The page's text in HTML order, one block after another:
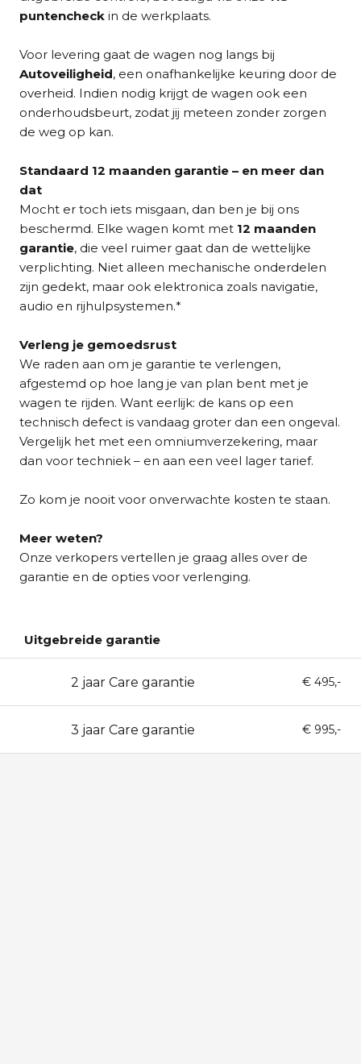
dankzij degeavanceerde parkeerhulp, compleet
met sensoren voor en achter, een automatische
wordt verder verhoogd door actieve
rijhulpsystemen zoalsdodehoekdetectie en een
Lane Departure Warning systeem. Dit niet-
rokersvoertuig wordt geleverd met een volledige
onderhoudshistoriek en dealergarantie, en is direct
in te stappen in de toekomst van autorijden!
puntencheck in de werkplaats.
Voor levering gaat de wagen nog langs bij
Autoveiligheid, een onafhankelijke keuring door de
overheid. Indien nodig krijgt de wagen ook een
onderhoudsbeurt, zodat jij meteen zonder zorgen
de weg op kan.
Standaard 12 maanden garantie – en meer dan
dat
Mocht er toch iets misgaan, dan ben je bij ons
beschermd. Elke wagen komt met 12 maanden
garantie, die veel ruimer gaat dan de wettelijke
verplichting. Niet alleen mechanische onderdelen
zijn gedekt, maar ook elektronica zoals navigatie,
audio en rijhulpsystemen.*
Verleng je gemoedsrust
We raden aan om je garantie te verlengen,
afgestemd op hoe lang je van plan bent met je
wagen te rijden. Want eerlijk: de kans op een
technisch defect is vandaag groter dan een ongeval.
Vergelijk het met een omniumverzekering, maar
dan voor techniek – en aan een veel lager tarief.
Zo kom je nooit voor onverwachte kosten te staan.
Meer weten?
Onze verkopers vertellen je graag alles over de
garantie en de opties voor verlenging.
Uitgebreide garantie
2 jaar Care garantie € 495,-
3 jaar Care garantie € 995,-